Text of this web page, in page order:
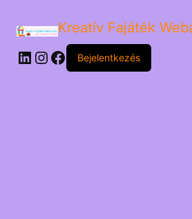
Kreatív Fajáték
LinkedIn
Instagram
Facebook
Bejelentkezés